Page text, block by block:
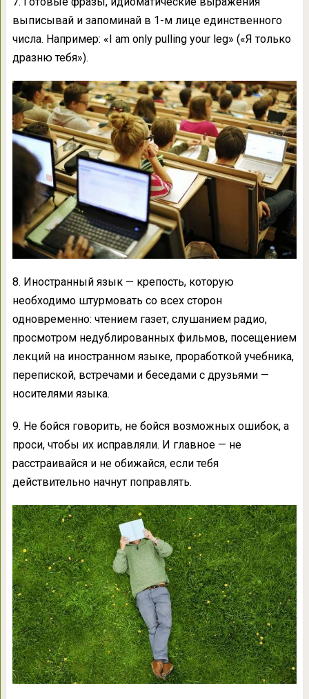
выписывай и запоминай в 1-м лице единственного
числа. Например: «I am only pulling your leg» («Я только
дразню тебя»).
8. Иностранный язык — крепость, которую
необходимо штурмовать со всех сторон
одновременно: чтением газет, слушанием радио,
просмотром недублированных фильмов, посещением
лекций на иностранном языке, проработкой учебника,
перепиской, встречами и беседами с друзьями —
носителями языка.
9. Не бойся говорить, не бойся возможных ошибок, а
проси, чтобы их исправляли. И главное — не
расстраивайся и не обижайся, если тебя
действительно начнут поправлять.